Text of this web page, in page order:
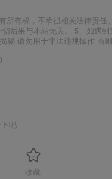
有权，不承担相关法律责
后果与本站无关。 5、如遇
秘 请勿用于非法违规操作 否
吧
收藏